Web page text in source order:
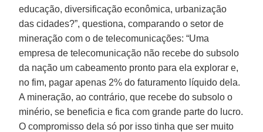
educação, diversificação econômica, urbanização
das cidades?”, questiona, comparando o setor de
mineração com o de telecomunicações: “Uma
empresa de telecomunicação não recebe do subsolo
da nação um cabeamento pronto para ela explorar e,
no fim, pagar apenas 2% do faturamento líquido dela.
A mineração, ao contrário, que recebe do subsolo o
minério, se beneficia e fica com grande parte do lucro.
O compromisso dela só por isso tinha que ser muito